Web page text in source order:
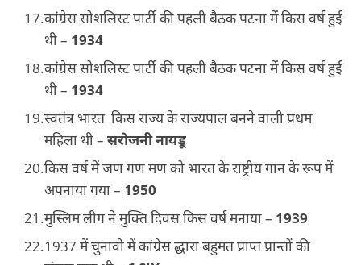
कांग्रेस सोशलिस्ट पार्टी की पहली बैठक पटना में किस वर्ष हुई
थी – 1934
कांग्रेस सोशलिस्ट पार्टी की पहली बैठक पटना में किस वर्ष हुई
थी – 1934
स्वतंत्र भारत किस राज्य के राज्यपाल बनने वाली प्रथम
महिला थी – सरोजनी नायडू
किस वर्ष में जण गण मण को भारत के राष्ट्रीय गान के रूप में
अपनाया गया – 1950
मुस्लिम लीग ने मुक्ति दिवस किस वर्ष मनाया – 1939
1937 में चुनावो में कांग्रेस द्धारा बहुमत प्राप्त प्रान्तों की